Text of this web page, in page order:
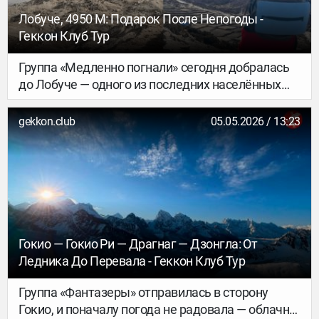
Лобуче, 4950 М: Подарок После Непогоды -
Геккон Клуб Тур
Группа «Медленно погнали» сегодня добралась
до Лобуче — одного из последних населённых
пунктов на пути к базовому лагерю Эвереста.
Это не деревня в привычном понимании, а
скорее перевалочный пункт на высоте 4950 м:
несколько лоджий, суровый горный климат и
виды, ради которых сюда и идут. Ночи здесь
холодные даже летом, зато днём солнце
припекает так, что перепад температур
ощущается в полной мере.
gekkon.club 05.05.2026 / 13:23
Гокио — Гокио Ри — Драгнаг — Дзонгла: От
Ледника До Перевала - Геккон Клуб Тур
Группа «Фантазеры» отправилась в сторону
Гокио, и поначалу погода не радовала — облачно,